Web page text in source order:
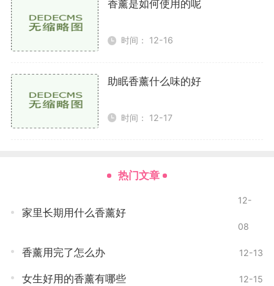
不同的类型适合不同的使用场景和个人偏好，您可
以根据自身需求选择合适的香薰类型。
清新柠檬
柠檬的清新气息能够有效中和车内的异味，让车内
薰衣草的香气柔和而宁静，能够缓解压力和焦虑，
适合忙碌一天后的放松时刻。在车内放上一小包薰衣草
香包，可以让车主在驾驶过程中感到放松与安宁。
清新薄荷
香薰是如何使用的呢
时间： 12-16
助眠香薰什么味的好
时间： 12-17
热门文章
家里长期用什么香薰好
12-
08
香薰用完了怎么办 12-13
女生好用的香薰有哪些 12-15